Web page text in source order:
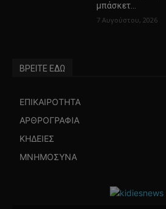
μπάσκετ…
7 Αυγούστου, 2026
ΒΡΕΙΤΕ ΕΔΩ
ΕΠΙΚΑΙΡΟΤΗΤΑ
ΑΡΘΡΟΓΡΑΦΙΑ
ΚΗΔΕΙΕΣ
ΜΝΗΜΟΣΥΝΑ